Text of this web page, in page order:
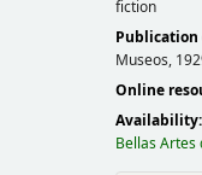
fiction
Museos,
Online
Availability:
Bellas Artes